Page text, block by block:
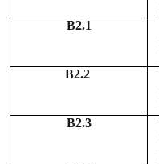
B2.1
B2.2
B2.3